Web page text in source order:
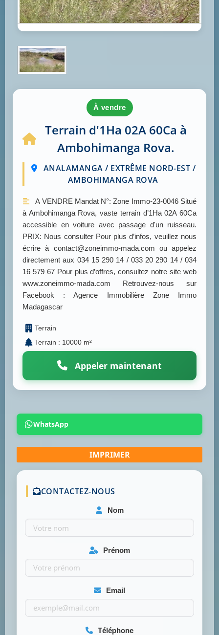
à vendre
Terrain d'1Ha 02A 60Ca à
Ambohimanga Rova.
ANALAMANGA / EXTRÊME NORD-EST /
AMBOHIMANGA ROVA
A VENDRE Mandat N°: Zone Immo-23-0046 Situé
à Ambohimanga Rova, vaste terrain d’1Ha 02A 60Ca
accessible en voiture avec passage d'un ruisseau.
PRIX: Nous consulter Pour plus d’infos, veuillez nous
écrire à contact@zoneimmo-mada.com ou appelez
directement aux 034 15 290 14 / 033 20 290 14 / 034
16 579 67 Pour plus d’offres, consultez notre site web
www.zoneimmo-mada.com Retrouvez-nous sur
Facebook : Agence Immobilière Zone Immo
Madagascar
Terrain
Terrain : 10000 m²
Appeler maintenant
WhatsApp
CONTACTEZ-NOUS
Nom
Prénom
Email
Téléphone